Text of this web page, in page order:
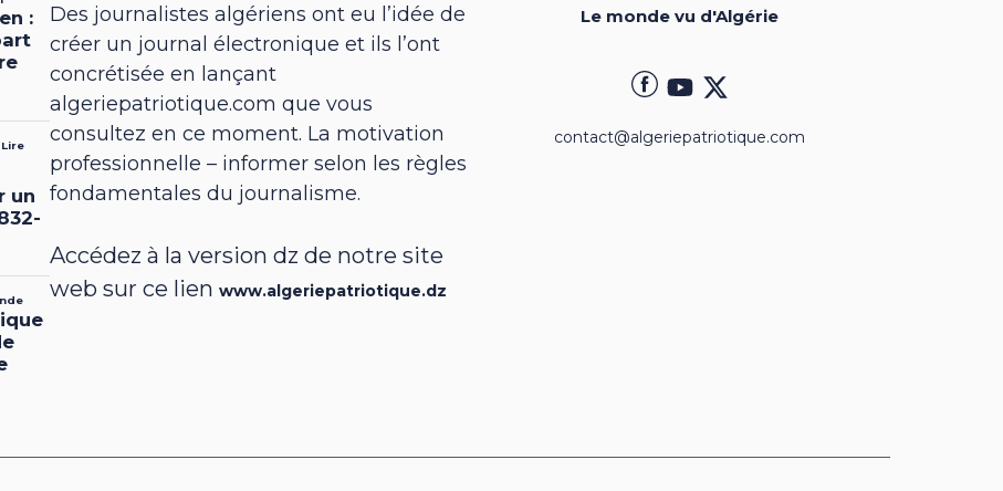
Des journalistes algériens ont eu l’idée de
créer un journal électronique et ils l’ont
concrétisée en lançant
algeriepatriotique.com que vous
consultez en ce moment. La motivation
professionnelle – informer selon les règles
fondamentales du journalisme.
Accédez à la version dz de notre site
web sur ce lienwww.algeriepatriotique.dz
Le monde vu d'Algérie
contact@algeriepatriotique.com